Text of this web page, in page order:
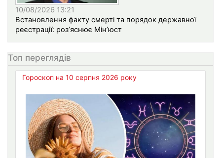
10/08/2026 13:21
Встановлення факту смерті та порядок державної
реєстрації: роз’яснює Мін’юст
Топ переглядів
Гороскоп на 10 серпня 2026 року